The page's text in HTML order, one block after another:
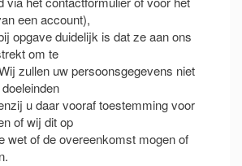
een account),
opgave duidelijk is dat ze aan ons
om te
zullen uw persoonsgegevens niet
u daar vooraf toestemming voor
of wij dit op
wet of de overeenkomst mogen of